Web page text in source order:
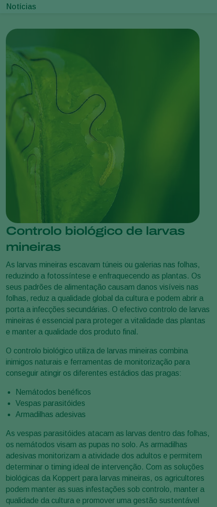
Notícias
Controlo biológico de larvas
mineiras
As larvas mineiras escavam túneis ou galerias nas folhas,
reduzindo a fotossíntese e enfraquecendo as plantas. Os
seus padrões de alimentação causam danos visíveis nas
folhas, reduz a qualidade global da cultura e podem abrir a
porta a infecções secundárias. O efectivo controlo de larvas
mineiras é essencial para proteger a vitalidade das plantas
e manter a qualidade dos produto final.
O controlo biológico utiliza de larvas mineiras combina
inimigos naturais e ferramentas de monitorização para
conseguir atingir os diferentes estádios das pragas:
Nemátodos benéficos
Vespas parasitóides
Armadilhas adesivas
As vespas parasitóides atacam as larvas dentro das folhas,
os nemátodos visam as pupas no solo. As armadilhas
adesivas monitorizam a atividade dos adultos e permitem
determinar o timing ideal de intervenção. Com as soluções
biológicas da Koppert para larvas mineiras, os agricultores
podem manter as suas infestações sob controlo, manter a
qualidade da cultura e promover uma gestão sustentável